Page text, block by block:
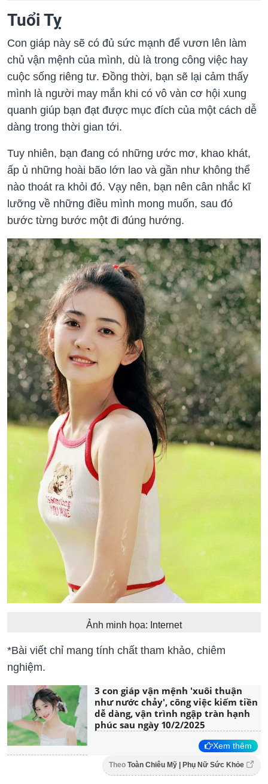
Tuổi Tỵ
Con giáp này sẽ có đủ sức mạnh để vươn lên làm
chủ vận mệnh của mình, dù là trong công việc hay
cuộc sống riêng tư. Đồng thời, bạn sẽ lại cảm thấy
mình là người may mắn khi có vô vàn cơ hội xung
quanh giúp bạn đạt được mục đích của một cách dễ
dàng trong thời gian tới.
Tuy nhiên, bạn đang có những ước mơ, khao khát,
ấp ủ những hoài bão lớn lao và gần như không thể
nào thoát ra khỏi đó. Vạy nên, bạn nên cân nhắc kĩ
lưỡng về những điều mình mong muốn, sau đó
bước từng bước một đi đúng hướng.
Ảnh minh họa: Internet
*Bài viết chỉ mang tính chất tham khảo, chiêm
nghiệm.
3 con giáp vận mệnh 'xuôi thuận
như nước chảy', công việc kiếm tiền
dễ dàng, vận trình ngập tràn hạnh
phúc sau ngày 10/2/2025
Xem thêm
Theo Toàn Chiêu Mỹ | Phụ Nữ Sức Khỏe